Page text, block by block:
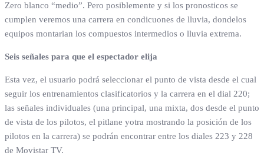
Zero blanco “medio”. Pero posiblemente y si los pronosticos se
cumplen veremos una carrera en condicuones de lluvia, dondelos
equipos montarian los compuestos intermedios o lluvia extrema.
Seis señales para que el espectador elija
Esta vez, el usuario podrá seleccionar el punto de vista desde el cual
seguir los entrenamientos clasificatorios y la carrera en el dial 220;
las señales individuales (una principal, una mixta, dos desde el punto
de vista de los pilotos, el pitlane yotra mostrando la posición de los
pilotos en la carrera) se podrán encontrar entre los diales 223 y 228
de Movistar TV.